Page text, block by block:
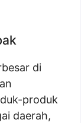
di
produk
daerah,